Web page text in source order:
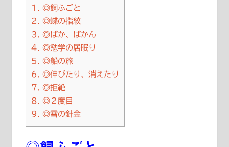
1. ◎飼ふごと
2. ◎蝶の指紋
3. ◎ぱか、ぱかん
4. ◎勉学の居眠り
5. ◎船の旅
6. ◎伸びたり、消えたり
7. ◎拒絶
8. ◎２度目
9. ◎雪の針金